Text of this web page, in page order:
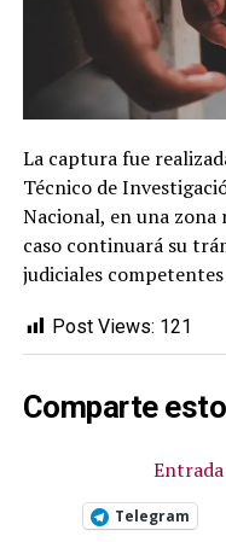
La captura fue
Técnico de
Nacional, en una
caso continuará su
judiciales competentes
Post Views: 121
Comparte
Entrada
Telegram